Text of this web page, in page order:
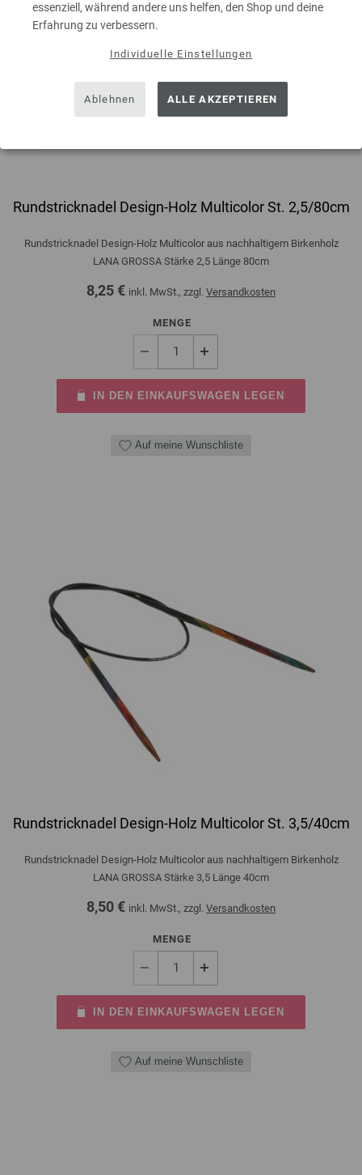
essenziell, während andere uns helfen, den Shop und deine
Erfahrung zu verbessern.
Individuelle Einstellungen
Ablehnen ALLE AKZEPTIEREN
Rundstricknadel Design-Holz Multicolor St. 2,5/80cm
Rundstricknadel Design-Holz Multicolor aus nachhaltigem Birkenholz
LANA GROSSA Stärke 2,5 Länge 80cm
8,25 € inkl. MwSt., zzgl. Versandkosten
MENGE
IN DEN EINKAUFSWAGEN LEGEN
Auf meine Wunschliste
Rundstricknadel Design-Holz Multicolor St. 3,5/40cm
Rundstricknadel Design-Holz Multicolor aus nachhaltigem Birkenholz
LANA GROSSA Stärke 3,5 Länge 40cm
8,50 € inkl. MwSt., zzgl. Versandkosten
MENGE
IN DEN EINKAUFSWAGEN LEGEN
Auf meine Wunschliste